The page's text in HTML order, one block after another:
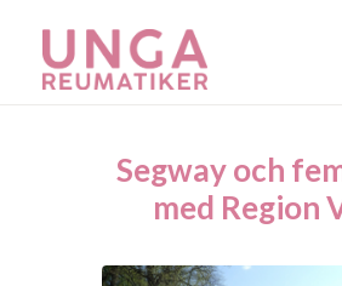
Segway och
med Region